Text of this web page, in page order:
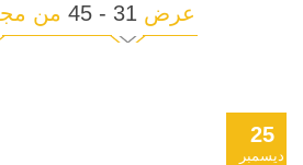
عرض 31 - 45 من
25
ديسمبر